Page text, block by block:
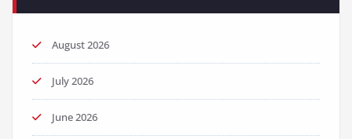
August 2026
July 2026
June 2026